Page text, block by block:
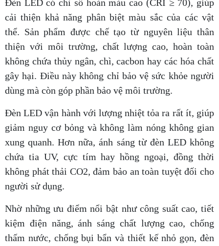
Đèn LED có chỉ số hoàn màu cao (CRI ≥ 70), giúp
cải thiện khả năng phân biệt màu sắc của các vật
thể. Sản phẩm được chế tạo từ nguyên liệu thân
thiện với môi trường, chất lượng cao, hoàn toàn
không chứa thủy ngân, chì, cacbon hay các hóa chất
gây hại. Điều này không chỉ bảo vệ sức khỏe người
dùng mà còn góp phần bảo vệ môi trường.
Đèn LED vận hành với lượng nhiệt tỏa ra rất ít, giúp
giảm nguy cơ bỏng và không làm nóng không gian
xung quanh. Hơn nữa, ánh sáng từ đèn LED không
chứa tia UV, cực tím hay hồng ngoại, đồng thời
không phát thải CO2, đảm bảo an toàn tuyệt đối cho
người sử dụng.
Nhờ những ưu điểm nổi bật như công suất cao, tiết
kiệm điện năng, ánh sáng chất lượng cao, chống
thấm nước, chống bụi bẩn và thiết kế nhỏ gọn, đèn